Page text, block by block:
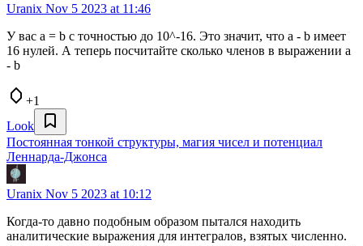
Uranix Nov 5 2023 at 11:46
У вас a = b с точностью до 10^-16. Это значит, что a - b имеет
16 нулей. А теперь посчитайте сколько членов в выражении a
- b
+1
Look
Постоянная тонкой структуры, магия чисел и потенциал
Леннарда-Джонса
Uranix Nov 5 2023 at 10:12
Когда-то давно подобным образом пытался находить
аналитические выражения для интегралов, взятых численно.